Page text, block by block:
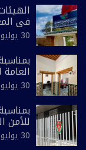
في
ضيق”
30 يوليو، 2026
30 يوليو، 2026
للأمن
30 يوليو، 2026